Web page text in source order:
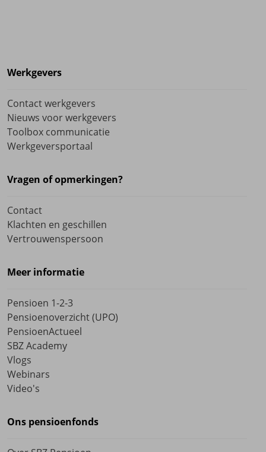
Werkgevers
Contact werkgevers
Nieuws voor werkgevers
Toolbox communicatie
Werkgeversportaal
Vragen of opmerkingen?
Contact
Klachten en geschillen
Vertrouwenspersoon
Meer informatie
Pensioen 1-2-3
Pensioenoverzicht (UPO)
PensioenActueel
SBZ Academy
Vlogs
Webinars
Video's
Ons pensioenfonds